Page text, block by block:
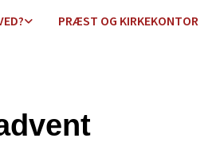
PRÆST OG KIRKEKONTOR